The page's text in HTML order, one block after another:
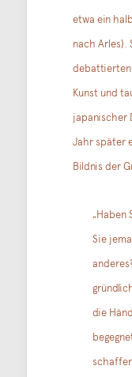
etwa ein
nach Arles).
debattierten
Kunst und
japanischer
Jahr später
Bildnis der
„Haben
Sie
die